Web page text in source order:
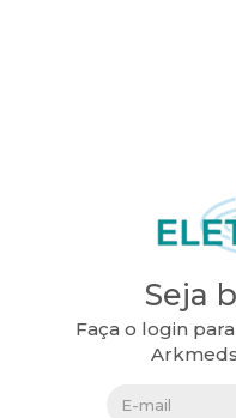
Seja
Faça o login